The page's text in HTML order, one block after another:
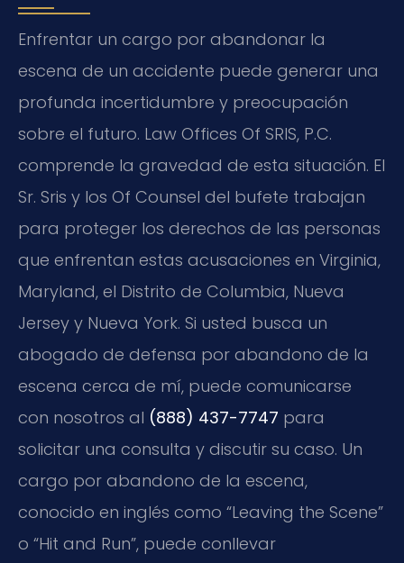
Enfrentar un cargo por abandonar la
escena de un accidente puede generar una
profunda incertidumbre y preocupación
sobre el futuro. Law Offices Of SRIS, P.C.
comprende la gravedad de esta situación. El
Sr. Sris y los Of Counsel del bufete trabajan
para proteger los derechos de las personas
que enfrentan estas acusaciones en Virginia,
Maryland, el Distrito de Columbia, Nueva
Jersey y Nueva York. Si usted busca un
abogado de defensa por abandono de la
escena cerca de mí, puede comunicarse
con nosotros al (888) 437-7747 para
solicitar una consulta y discutir su caso. Un
cargo por abandono de la escena,
conocido en inglés como “Leaving the Scene”
o “Hit and Run”, puede conllevar